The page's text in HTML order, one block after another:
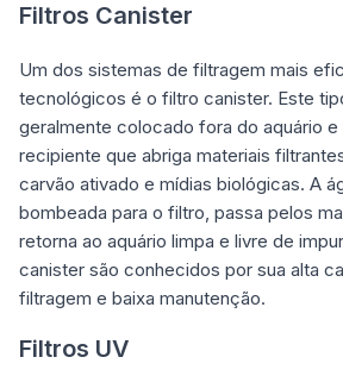
Filtros Canister
Um dos sistemas de filtragem mais
tecnológicos é o filtro canister. Este
geralmente colocado fora do aquário
recipiente que abriga materiais
carvão ativado e mídias biológicas. A
bombeada para o filtro, passa pelos
retorna ao aquário limpa e livre de
canister são conhecidos por sua alta
filtragem e baixa manutenção.
Filtros UV